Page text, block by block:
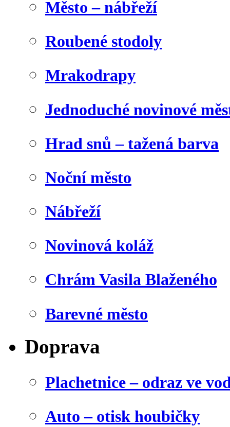
Město – nábřeží
Roubené stodoly
Mrakodrapy
Jednoduché novinové
Hrad snů – tažená barva
Noční město
Nábřeží
Novinová koláž
Chrám Vasila Blaženého
Barevné město
Doprava
Plachetnice – odraz ve
Auto – otisk houbičky